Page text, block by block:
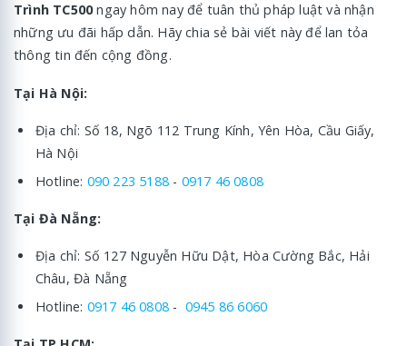
Trình TC500ngay hôm nay để tuân thủ pháp luật và nhận
những ưu đãi hấp dẫn. Hãy chia sẻ bài viết này để lan tỏa
thông tin đến cộng đồng.
Tại Hà Nội:
Địa chỉ: Số 18, Ngõ 112 Trung Kính, Yên Hòa, Cầu Giấy,
Hà Nội
Hotline: 090 223 5188 - 0917 46 0808
Tại Đà Nẵng:
Địa chỉ: Số 127 Nguyễn Hữu Dật, Hòa Cường Bắc, Hải
Châu, Đà Nẵng
Hotline: 0917 46 0808 - 0945 86 6060